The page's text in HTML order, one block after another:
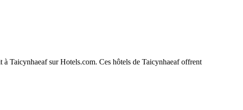
à Taicynhaeaf sur Hotels.com. Ces hôtels de Taicynhaeaf offrent